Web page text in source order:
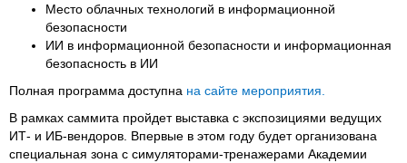
Место облачных технологий в информационной
безопасности
ИИ в информационной безопасности и информационная
безопасность в ИИ
Полная программа доступна на сайте мероприятия.
В рамках саммита пройдет выставка с экспозициями ведущих
ИТ- и ИБ-вендоров. Впервые в этом году будет организована
специальная зона с симуляторами-тренажерами Академии